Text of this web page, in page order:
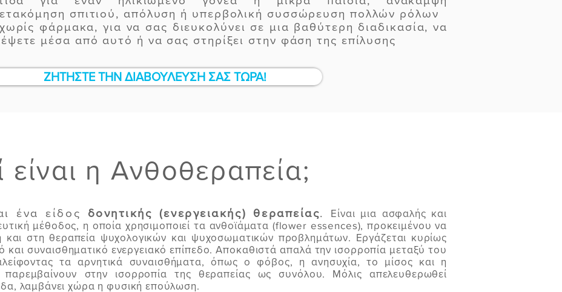
σπιτιού, απόλυση ή υπερβολική συσσώρευση πολλών ρόλων
φάρμακα, για να σας διευκολύνει σε μια βαθύτερη διαδικασία, να
μέσα από αυτό ή να σας στηρίξει στην φάση της επίλυσης
ΖΗΤΗΣΤΕ ΤΗΝ ΔΙΑΒΟΥΛΕΥΣΗ ΣΑΣ ΤΩΡΑ!
είναι η Ανθοθεραπεία;
ένα είδος δονητικής (ενεργειακής) θεραπείας. Είναι μια ασφαλής και
μέθοδος, η οποία χρησιμοποιεί τα ανθοϊάματα (flower essences), προκειμένου να
και στη θεραπεία ψυχολογικών και ψυχοσωματικών προβλημάτων. Εργάζεται κυρίως
και συναισθηματικό ενεργειακό επίπεδο. Αποκαθιστά απαλά την ισορροπία μεταξύ του
τα αρνητικά συναισθήματα, όπως ο φόβος, η ανησυχία, το μίσος και η
παρεμβαίνουν στην ισορροπία της θεραπείας ως συνόλου. Μόλις απελευθερωθεί
λαμβάνει χώρα η φυσική επούλωση.